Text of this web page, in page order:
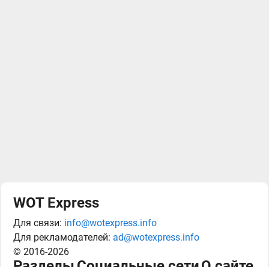
WOT Express
Для связи: info@wotexpress.info
Для рекламодателей: ad@wotexpress.info
© 2016-2026